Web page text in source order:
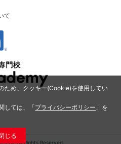
ため、クッキー(Cookie)を使用してい
しては、「プライバシーポリシー 」を
じる
て
All Rights Reserved.